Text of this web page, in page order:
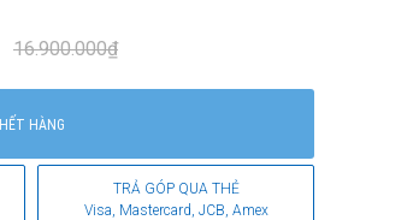
16.900.000₫
HẾT HÀNG
TRẢ GÓP QUA THẺ
Visa, Mastercard, JCB, Amex